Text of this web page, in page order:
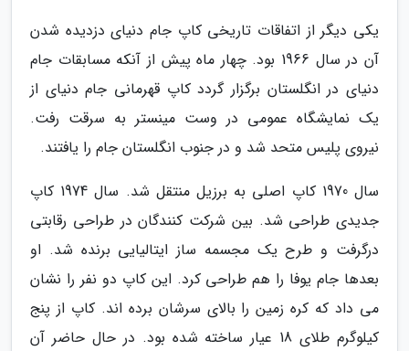
یکی دیگر از اتفاقات تاریخی کاپ جام دنیای دزدیده شدن
آن در سال 1966 بود. چهار ماه پیش از آنکه مسابقات جام
دنیای در انگلستان برگزار گردد کاپ قهرمانی جام دنیای از
یک نمایشگاه عمومی در وست مینستر به سرقت رفت.
نیروی پلیس متحد شد و در جنوب انگلستان جام را یافتند.
سال 1970 کاپ اصلی به برزیل منتقل شد. سال 1974 کاپ
جدیدی طراحی شد. بین شرکت کنندگان در طراحی رقابتی
درگرفت و طرح یک مجسمه ساز ایتالیایی برنده شد. او
بعدها جام یوفا را هم طراحی کرد. این کاپ دو نفر را نشان
می داد که کره زمین را بالای سرشان برده اند. کاپ از پنج
کیلوگرم طلای 18 عیار ساخته شده بود. در حال حاضر آن